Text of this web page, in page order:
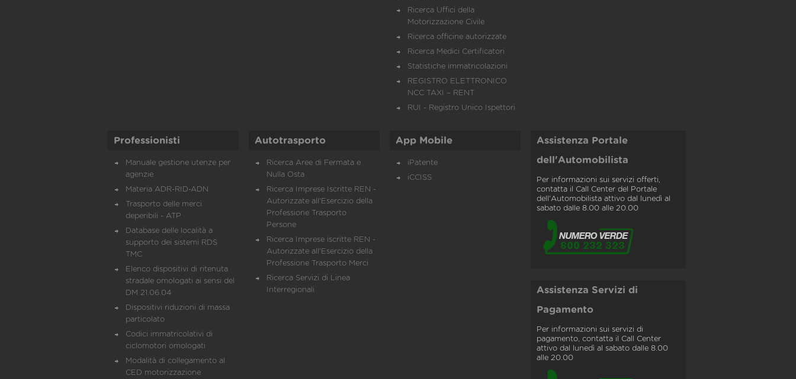
Ricerca Uffici della
Motorizzazione Civile
Ricerca officine autorizzate
Ricerca Medici Certificatori
Statistiche immatricolazioni
REGISTRO ELETTRONICO
NCC TAXI – RENT
RUI - Registro Unico Ispettori
Professionisti
Manuale gestione utenze per
agenzie
Materia ADR-RID-ADN
Trasporto delle merci
deperibili - ATP
Database delle località a
supporto dei sistemi RDS
TMC
Elenco dispositivi di ritenuta
stradale omologati ai sensi del
DM 21.06.04
Dispositivi riduzioni di massa
particolato
Codici immatricolativi di
ciclomotori omologati
Modalità di collegamento al
CED motorizzazione
Autotrasporto
Ricerca Aree di Fermata e
Nulla Osta
Ricerca Imprese Iscritte REN -
Autorizzate all'Esercizio della
Professione Trasporto
Persone
Ricerca Imprese iscritte REN -
Autorizzate all'Esercizio della
Professione Trasporto Merci
Ricerca Servizi di Linea
Interregionali
App Mobile
iPatente
iCCISS
Assistenza Portale
dell'Automobilista
Per informazioni sui servizi offerti,
contatta il Call Center del Portale
dell'Automobilista attivo dal lunedì al
sabato dalle 8.00 alle 20.00
Assistenza Servizi di
Pagamento
Per informazioni sui servizi di
pagamento, contatta il Call Center
attivo dal lunedì al sabato dalle 8.00
alle 20.00